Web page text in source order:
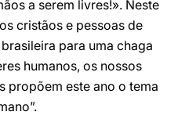
a serem livres!». Neste
cristãos e pessoas de
para uma chaga
humanos, os nossos
propõem este ano o tema